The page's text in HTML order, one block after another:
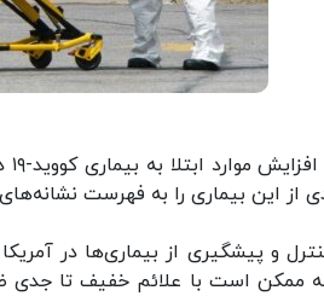
بیماری را به فهرست نشانه‌های کووید-۱۹